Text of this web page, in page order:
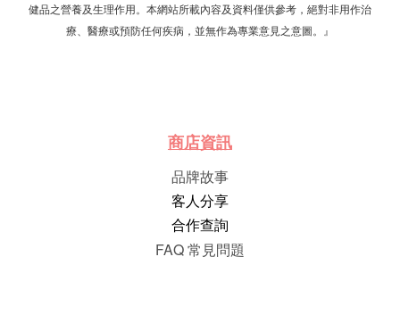
健品之營養及生理作用。本網站所載內容及資料僅供參考，絕對非用作治
療、醫療或預防任何疾病，並無作為專業意見之意圖。』
商店資訊
品牌故事
客人分享
合作查詢
FAQ 常見問題